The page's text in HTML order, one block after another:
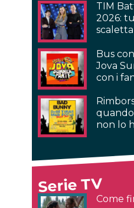
TIM
2026:
Bus
Jova
con i
quando
non lo
Serie TV
Come